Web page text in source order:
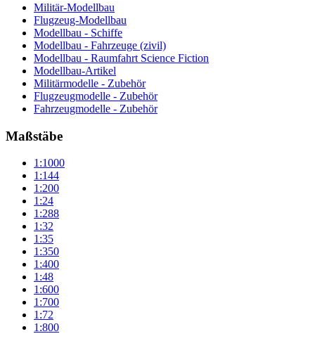
Militär-Modellbau
Flugzeug-Modellbau
Modellbau - Schiffe
Modellbau - Fahrzeuge (zivil)
Modellbau - Raumfahrt Science Fiction
Modellbau-Artikel
Militärmodelle - Zubehör
Flugzeugmodelle - Zubehör
Fahrzeugmodelle - Zubehör
Maßstäbe
1:1000
1:144
1:200
1:24
1:288
1:32
1:35
1:350
1:400
1:48
1:600
1:700
1:72
1:800